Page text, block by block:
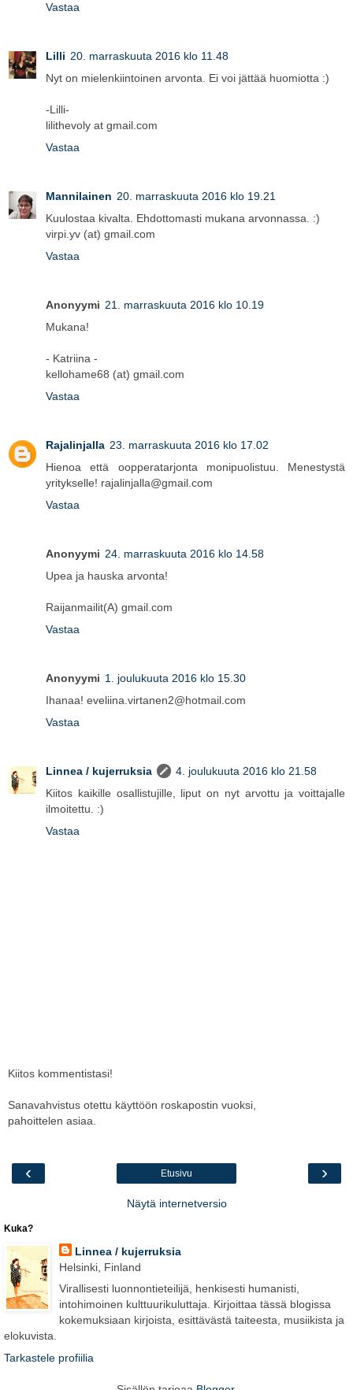
Vastaa
Lilli 20. marraskuuta 2016 klo 11.48
Nyt on mielenkiintoinen arvonta. Ei voi jättää huomiotta :)
-Lilli-
lilithevoly at gmail.com
Vastaa
Mannilainen 20. marraskuuta 2016 klo 19.21
Kuulostaa kivalta. Ehdottomasti mukana arvonnassa. :)
virpi.yv (at) gmail.com
Vastaa
Anonyymi 21. marraskuuta 2016 klo 10.19
Mukana!
- Katriina -
kellohame68 (at) gmail.com
Vastaa
Rajalinjalla 23. marraskuuta 2016 klo 17.02
Hienoa että oopperatarjonta monipuolistuu. Menestystä
yritykselle! rajalinjalla@gmail.com
Vastaa
Anonyymi 24. marraskuuta 2016 klo 14.58
Upea ja hauska arvonta!
Raijanmailit(A) gmail.com
Vastaa
Anonyymi 1. joulukuuta 2016 klo 15.30
Ihanaa! eveliina.virtanen2@hotmail.com
Vastaa
Linnea / kujerruksia
4. joulukuuta 2016 klo 21.58
Kiitos kaikille osallistujille, liput on nyt arvottu ja voittajalle
ilmoitettu. :)
Vastaa
Kiitos kommentistasi!
Sanavahvistus otettu käyttöön roskapostin vuoksi,
pahoittelen asiaa.
‹ ›
Etusivu
Näytä internetversio
Kuka?
Linnea / kujerruksia
Helsinki, Finland
Virallisesti luonnontieteilijä, henkisesti humanisti,
intohimoinen kulttuurikuluttaja. Kirjoittaa tässä blogissa
kokemuksiaan kirjoista, esittävästä taiteesta, musiikista ja
elokuvista.
Tarkastele profiilia